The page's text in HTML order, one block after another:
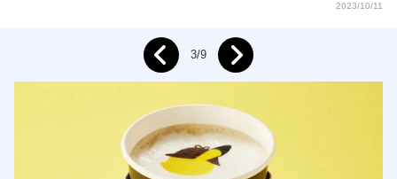
2023/10/11
Prev 3/9 Next